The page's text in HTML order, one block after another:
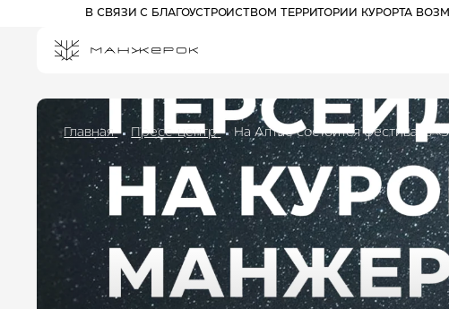
В СВЯЗИ С БЛАГОУСТРОЙСТВОМ ТЕРРИТОРИИ КУРОРТА
ПРОЖИВАНИЕ НА КУРОРТЕ
Отель 3*
Комплекс шале
Отель 5*
СПЕЦПРЕДЛОЖЕНИЯ
РАЗВЛЕЧЕНИЯ
АФИША
АКТИВНЫЙ ОТДЫХ
ПРОГУЛОЧНЫЕ БИЛЕТЫ
КАНАТНЫЕ ДОРОГИ
ПАРК ПРИКЛЮЧЕНИЙ
Главная Пресс-центр На Алтае состоится фестиваль